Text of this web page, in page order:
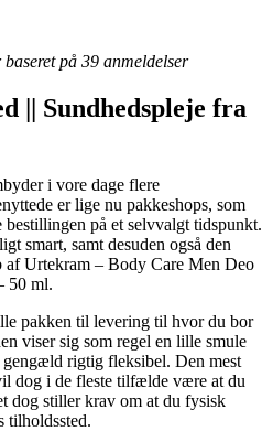
på 39 anmeldelser
|| Sundhedspleje fra
i vore dage flere
er lige nu pakkeshops, som
på et selvvalgt tidspunkt.
smart, samt desuden også den
af Urtekram – Body Care Men Deo
50 ml.
pakken til levering til hvor du bor
viser sig som regel en lille smule
rigtig fleksibel. Den mest
dog i de fleste tilfælde være at du
dog stiller krav om at du fysisk
tilholdssted.